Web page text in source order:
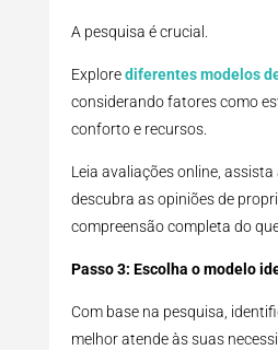
A pesquisa é crucial.
Explorediferentes modelos
considerando fatores como
conforto e recursos.
Leia avaliações online, assista
descubra as opiniões de
compreensão completa do
Passo 3: Escolha o modelo
Com base na pesquisa,
melhor atende às suas